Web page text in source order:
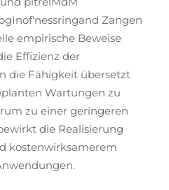
Zangen
empirische Beweise
Effizienz der
die Fähigkeit übersetzt
Wartungen zu
zu einer geringeren
die Realisierung
kostenwirksamerem